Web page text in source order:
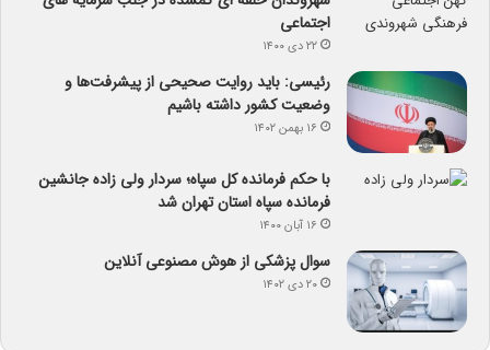
اجتماعی
۲۲ دی ۱۴۰۰
رئیسی: باید روایت صحیحی از پیشرفت‌ها و
وضعیت کشور داشته باشیم
۱۶ بهمن ۱۴۰۲
با حکم فرمانده کل سپاه؛ سردار ولی زاده جانشین
فرمانده سپاه استان تهران شد
۱۶ آبان ۱۴۰۰
سوال پزشکی از هوش مصنوعی آنلاین
۲۰ دی ۱۴۰۲